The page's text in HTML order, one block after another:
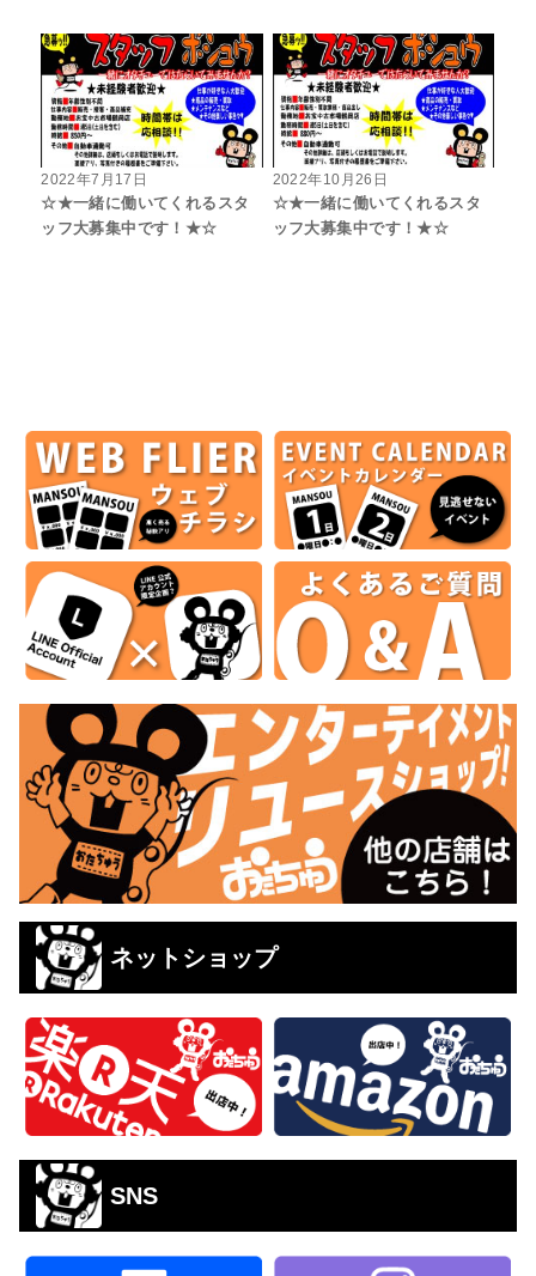
2022年7月17日
☆★一緒に働いてくれるスタ
ッフ大募集中です！★☆
2022年10月26日
☆★一緒に働いてくれるスタ
ッフ大募集中です！★☆
ネットショップ
SNS